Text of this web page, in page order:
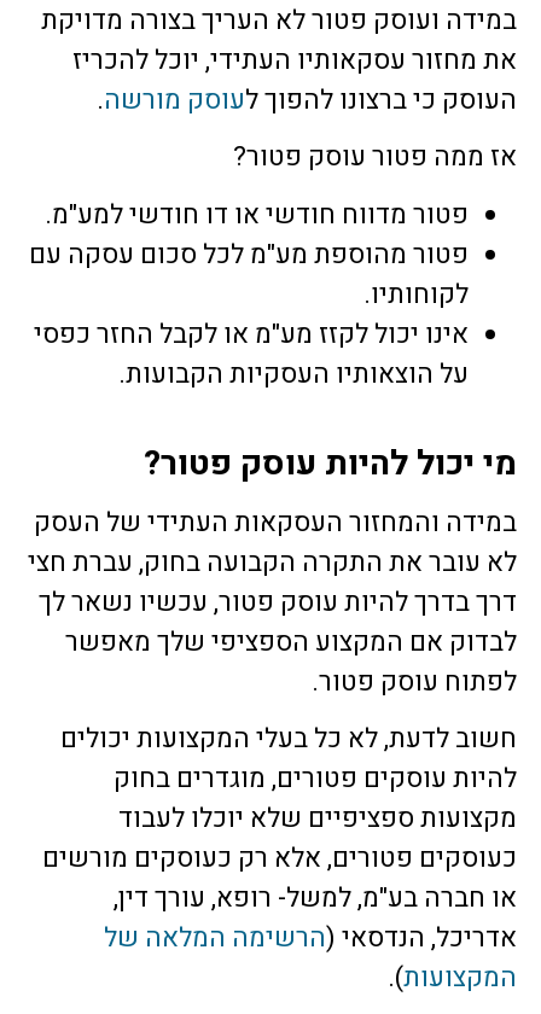
במידה ועוסק פטור לא העריך בצורה מדויקת
את מחזור עסקאותיו העתידי, יוכל להכריז
העוסק כי ברצונו להפוך לעוסק מורשה.
אז ממה פטור עוסק פטור?
פטור מדווח חודשי או דו חודשי למע"מ.
פטור מהוספת מע"מ לכל סכום עסקה עם
לקוחותיו.
אינו יכול לקזז מע"מ או לקבל החזר כפסי
על הוצאותיו העסקיות הקבועות.
מי יכול להיות עוסק פטור?
במידה והמחזור העסקאות העתידי של העסק
לא עובר את התקרה הקבועה בחוק, עברת חצי
דרך בדרך להיות עוסק פטור, עכשיו נשאר לך
לבדוק אם המקצוע הספציפי שלך מאפשר
לפתוח עוסק פטור.
חשוב לדעת, לא כל בעלי המקצועות יכולים
להיות עוסקים פטורים, מוגדרים בחוק
מקצועות ספציפיים שלא יוכלו לעבוד
כעוסקים פטורים, אלא רק כעוסקים מורשים
או חברה בע"מ, למשל- רופא, עורך דין,
אדריכל, הנדסאי (הרשימה המלאה של
המקצועות).